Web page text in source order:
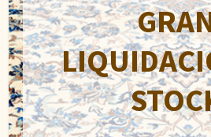
Tabriz Fino
El